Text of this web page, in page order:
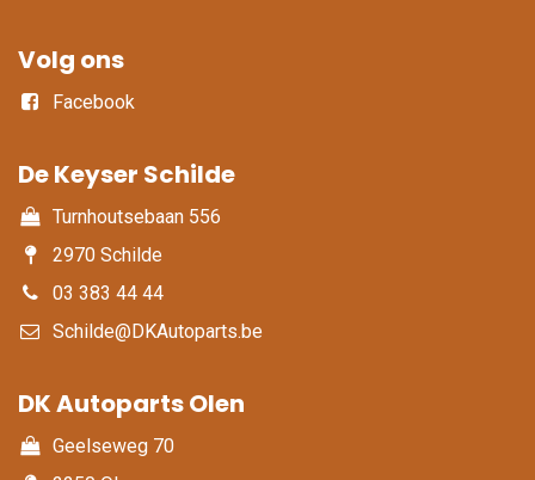
Volg ons
Facebook
De Keyser Schilde
Turnhoutsebaan 556
2970 Schilde
03 383 44 44
Schilde@DKAutoparts.be
DK Autoparts Olen​
Geelseweg 70